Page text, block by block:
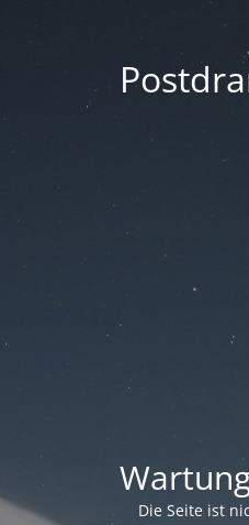
Die Seite ist